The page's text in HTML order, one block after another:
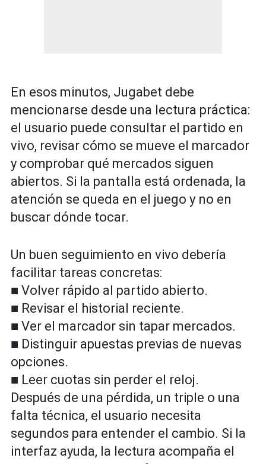
En esos minutos, Jugabet debe
mencionarse desde una lectura práctica:
el usuario puede consultar el partido en
vivo, revisar cómo se mueve el marcador
y comprobar qué mercados siguen
abiertos. Si la pantalla está ordenada, la
atención se queda en el juego y no en
buscar dónde tocar.
Un buen seguimiento en vivo debería
facilitar tareas concretas:
■ Volver rápido al partido abierto.
■ Revisar el historial reciente.
■ Ver el marcador sin tapar mercados.
■ Distinguir apuestas previas de nuevas
opciones.
■ Leer cuotas sin perder el reloj.
Después de una pérdida, un triple o una
falta técnica, el usuario necesita
segundos para entender el cambio. Si la
interfaz ayuda, la lectura acompaña el